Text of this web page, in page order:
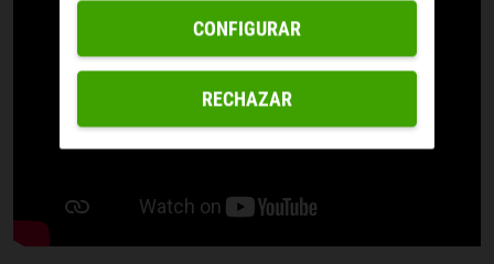
RECHAZAR
CONFIGURAR